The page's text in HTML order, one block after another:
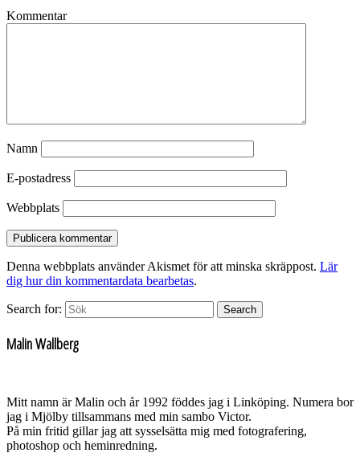
Kommentar
Namn
E-postadress
Webbplats
Denna webbplats använder Akismet för att minska skräppost. Lär
dig hur din kommentardata bearbetas.
Search for: Search
Malin Wallberg
Mitt namn är Malin och år 1992 föddes jag i Linköping. Numera bor
jag i Mjölby tillsammans med min sambo Victor.
På min fritid gillar jag att sysselsätta mig med fotografering,
photoshop och heminredning.